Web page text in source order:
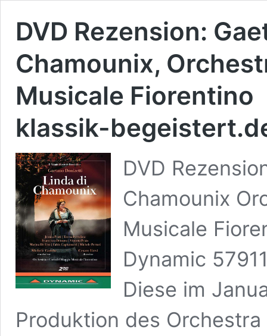
DVD Rezension:
Chamounix,
Musicale Fiorentino
klassik-
DVD
Chamounix
Musicale
Dynamic
Diese im
Produktion des